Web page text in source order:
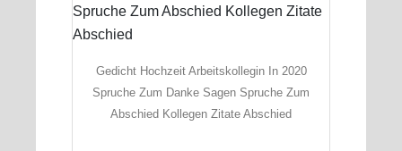
Gedicht Hochzeit Arbeitskollegin In 2020
Spruche Zum Danke Sagen Spruche Zum
Abschied Kollegen Zitate Abschied